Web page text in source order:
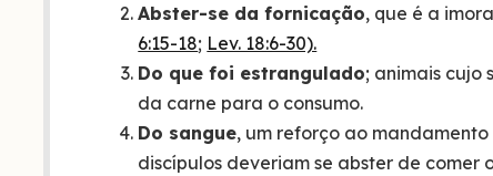
Abster-se da fornicação, que é a
6:15-18; Lev. 18:6-30).
Do que foi estrangulado; animais cujo
da carne para o consumo.
Do sangue, um reforço ao
discípulos deveriam se abster de comer